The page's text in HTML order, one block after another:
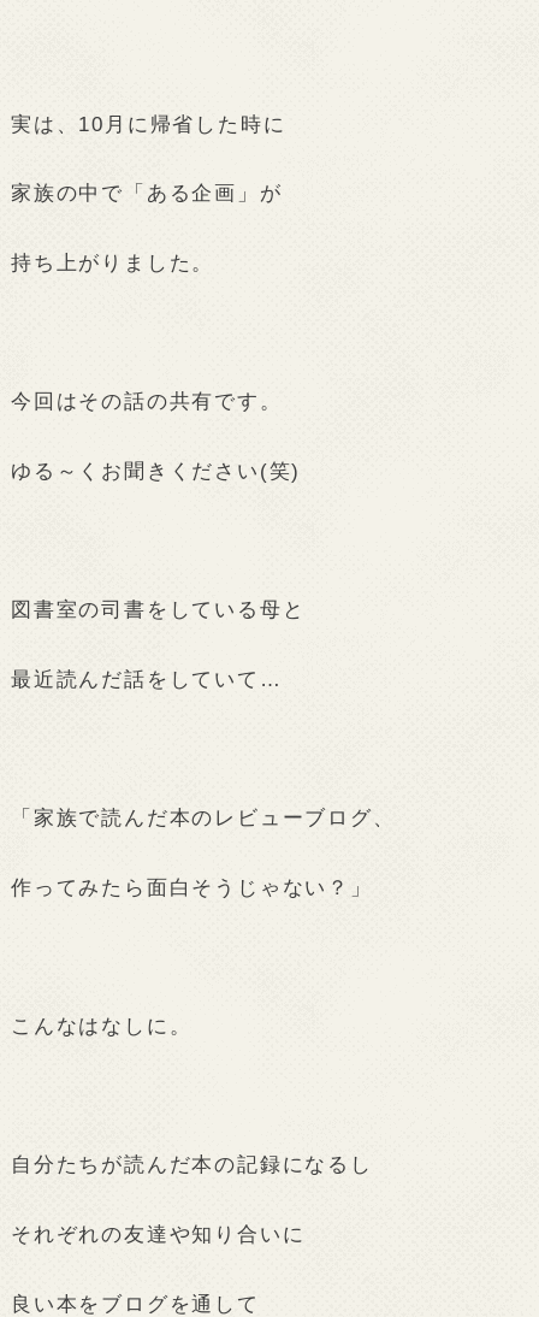
実は、10月に帰省した時に
家族の中で「ある企画」が
持ち上がりました。
今回はその話の共有です。
ゆる～くお聞きください(笑)
図書室の司書をしている母と
最近読んだ話をしていて…
「家族で読んだ本のレビューブログ、
作ってみたら面白そうじゃない？」
こんなはなしに。
自分たちが読んだ本の記録になるし
それぞれの友達や知り合いに
良い本をブログを通して